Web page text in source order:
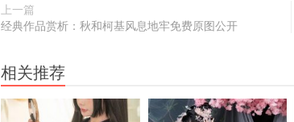
上一篇
经典作品赏析：秋和柯基风息地牢免费原图公开
相关推荐